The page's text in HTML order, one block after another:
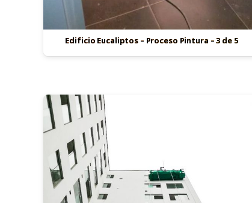
Edificio Eucaliptos – Proceso Pintura – 3 de 5